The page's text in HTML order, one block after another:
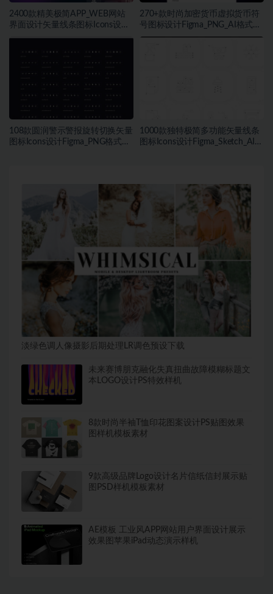
2400款精美极简APP_WEB网站
界面设计矢量线条图标Icons设计
270+款时尚加密货币虚拟货币符
号图标设计Figma_PNG_AI格式素
材
108款圆润警示警报旋转切换矢量
图标Icons设计Figma_PNG格式素
1000款独特极简多功能矢量线条
图标Icons设计Figma_Sketch_AI格
淡绿色调人像摄影后期处理LR调色预设下载
未来赛博朋克融化失真扭曲故障模糊标题文
本LOGO设计PS特效样机
8款时尚半袖T恤印花图案设计PS贴图效果
图样机模板素材
9款高级品牌Logo设计名片信纸信封展示贴
图PSD样机模板素材
AE模板 工业风APP网站用户界面设计展示
效果图苹果iPad动态演示样机